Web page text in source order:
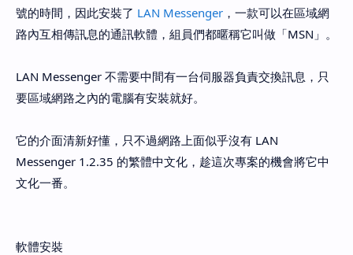
號的時間，因此安裝了 LAN Messenger ，一款可以在區域網
路內互相傳訊息的通訊軟體，組員們都暱稱它叫做「MSN」。
LAN Messenger 不需要中間有一台伺服器負責交換訊息，只
要區域網路之內的電腦有安裝就好。
它的介面清新好懂，只不過網路上面似乎沒有 LAN
Messenger 1.2.35 的繁體中文化，趁這次專案的機會將它中
文化一番。
軟體安裝